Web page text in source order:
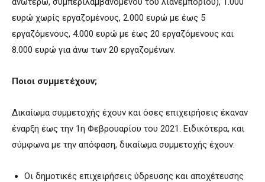
ευρώ χωρίς εργαζομένους, 2.000 ευρώ με έως 5
εργαζόμενους, 4.000 ευρώ με έως 20 εργαζόμενους και
8.000 ευρώ για άνω των 20 εργαζομένων.
Ποιοι συμμετέχουν;
Δικαίωμα συμμετοχής έχουν και όσες επιχειρήσεις έκαναν
έναρξη έως την 1η Φεβρουαρίου του 2021. Ειδικότερα, και
σύμφωνα με την απόφαση, δικαίωμα συμμετοχής έχουν:
Οι δημοτικές επιχειρήσεις ύδρευσης και αποχέτευσης